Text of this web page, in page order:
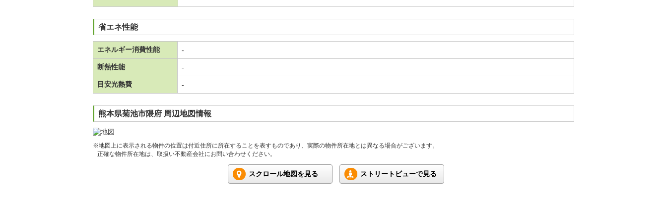
省エネ性能
エネルギー消費性能 -
断熱性能 -
目安光熱費 -
熊本県菊池市隈府 周辺地図情報
※地図上に表示される物件の位置は付近住所に所在することを表すものであり、実際の物件所在地とは異なる場合がございます。
正確な物件所在地は、取扱い不動産会社にお問い合わせください。
スクロール地図を見る ストリートビューで見る